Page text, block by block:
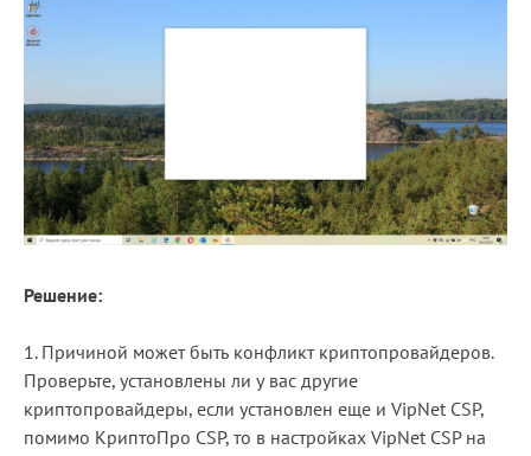
Решение:
1. Причиной может быть конфликт криптопровайдеров.
Проверьте, установлены ли у вас другие
криптопровайдеры, если установлен еще и VipNet CSP,
помимо КриптоПро CSP, то в настройках VipNet CSP на